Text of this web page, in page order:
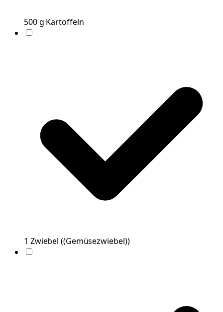
500g Kartoffeln
1 Zwiebel ((Gemüsezwiebel))